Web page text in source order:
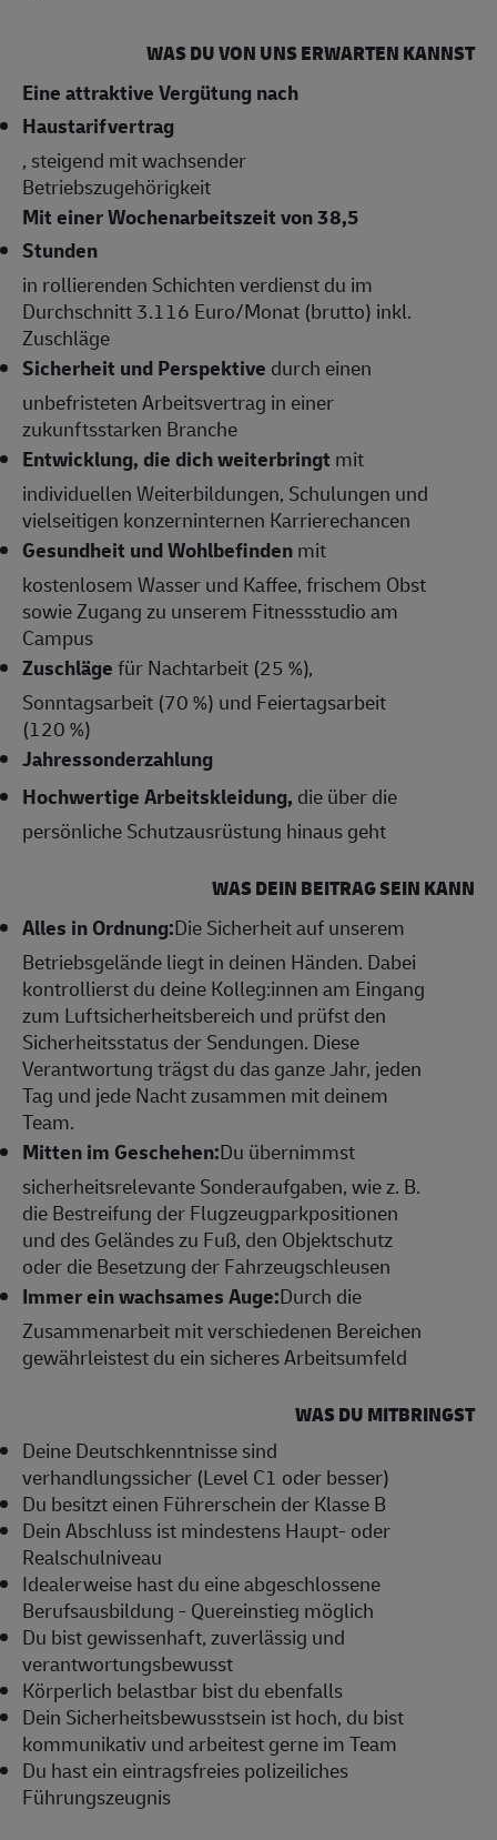
WAS DU VON UNS ERWARTEN KANNST
Eine attraktive Vergütung nach
Haustarifvertrag
, steigend mit wachsender
Betriebszugehörigkeit
Mit einer Wochenarbeitszeit von 38,5
Stunden
in rollierenden Schichten verdienst du im
Durchschnitt 3.116 Euro/Monat (brutto) inkl.
Zuschläge
Sicherheit und Perspektive durch einen
unbefristeten Arbeitsvertrag in einer
zukunftsstarken Branche
Entwicklung, die dich weiterbringt mit
individuellen Weiterbildungen, Schulungen und
vielseitigen konzerninternen Karrierechancen
Gesundheit und Wohlbefindenmit
kostenlosem Wasser und Kaffee, frischem Obst
sowie Zugang zu unserem Fitnessstudio am
Campus
Zuschlägefür Nachtarbeit (25 %),
Sonntagsarbeit (70 %) und Feiertagsarbeit
(120 %)
Jahressonderzahlung
Hochwertige Arbeitskleidung, die über die
persönliche Schutzausrüstung hinaus geht
WAS DEIN BEITRAG SEIN KANN
Alles in Ordnung:Die Sicherheit auf unserem
Betriebsgelände liegt in deinen Händen. Dabei
kontrollierst du deine Kolleg:innen am Eingang
zum Luftsicherheitsbereich und prüfst den
Sicherheitsstatus der Sendungen. Diese
Verantwortung trägst du das ganze Jahr, jeden
Tag und jede Nacht zusammen mit deinem
Team.
Mitten im Geschehen:Du übernimmst
sicherheitsrelevante Sonderaufgaben, wie z. B.
die Bestreifung der Flugzeugparkpositionen
und des Geländes zu Fuß, den Objektschutz
oder die Besetzung der Fahrzeugschleusen
Immer ein wachsames Auge:Durch die
Zusammenarbeit mit verschiedenen Bereichen
gewährleistest du ein sicheres Arbeitsumfeld
WAS DU MITBRINGST
Deine Deutschkenntnisse sind
verhandlungssicher (Level C1 oder besser)
Du besitzt einen Führerschein der Klasse B
Dein Abschluss ist mindestens Haupt- oder
Realschulniveau
Idealerweise hast du eine abgeschlossene
Berufsausbildung - Quereinstieg möglich
Du bist gewissenhaft, zuverlässig und
verantwortungsbewusst
Körperlich belastbar bist du ebenfalls
Dein Sicherheitsbewusstsein ist hoch, du bist
kommunikativ und arbeitest gerne im Team
Du hast ein eintragsfreies polizeiliches
Führungszeugnis